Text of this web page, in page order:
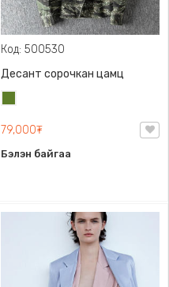
Код: 500530
Десант сорочкан цамц
79,000₮
Бэлэн байгаа